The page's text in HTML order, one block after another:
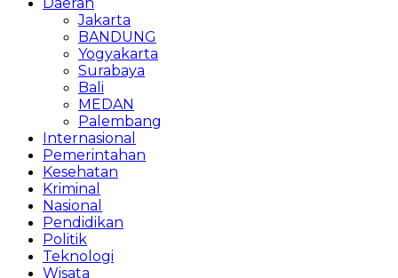
Jakarta
BANDUNG
Yogyakarta
Surabaya
Bali
MEDAN
Palembang
Internasional
Pemerintahan
Kesehatan
Kriminal
Nasional
Pendidikan
Politik
Teknologi
Wisata